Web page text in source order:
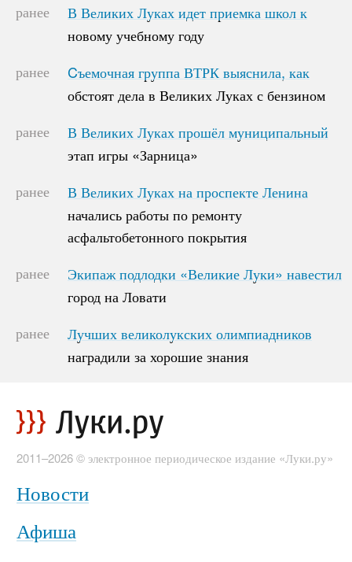
ранее
В Великих Луках идет приемка школ к
новому учебному году
В Великих Луках идет приемка школ к
новому учебному году
ранее
Cъемочная группа ВТРК выяснила, как
обстоят дела в Великих Луках с бензином
Cъемочная группа ВТРК выяснила, как
обстоят дела в Великих Луках с бензином
ранее
В Великих Луках прошёл муниципальный
этап игры «Зарница»
В Великих Луках прошёл муниципальный
этап игры «Зарница»
ранее
В Великих Луках на проспекте Ленина
начались работы по ремонту
асфальтобетонного покрытия
В Великих Луках на проспекте Ленина
начались работы по ремонту
асфальтобетонного покрытия
ранее
Экипаж подлодки «Великие Луки» навестил
город на Ловати
Экипаж подлодки «Великие Луки» навестил
город на Ловати
ранее
Лучших великолукских олимпиадников
наградили за хорошие знания
Лучших великолукских олимпиадников
наградили за хорошие знания
2011–2026 © электронное периодическое издание «Луки.ру»
Новости
Афиша